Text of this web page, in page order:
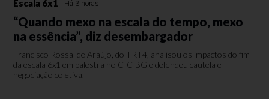
Escala 6x1 Há 3 horas
“Quando mexo na escala do tempo, mexo
na essência”, diz desembargador
Francisco Rossal de Araújo, do TRT4, analisou os impactos do fim
da escala 6x1 em palestra no CIC-BG e defendeu cautela e
negociação coletiva.